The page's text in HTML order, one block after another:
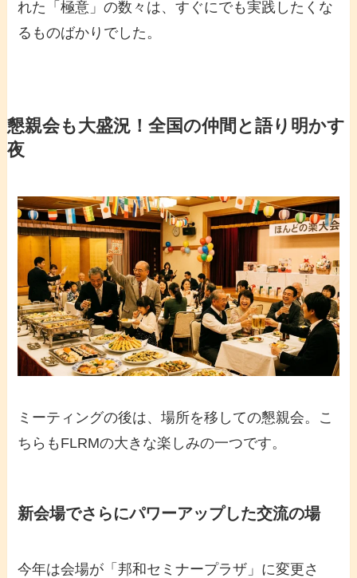
れた「極意」の数々は、すぐにでも実践したくな
るものばかりでした。
懇親会も大盛況！全国の仲間と語り明かす
夜
ミーティングの後は、場所を移しての懇親会。こ
ちらもFLRMの大きな楽しみの一つです。
新会場でさらにパワーアップした交流の場
今年は会場が「邦和セミナープラザ」に変更さ